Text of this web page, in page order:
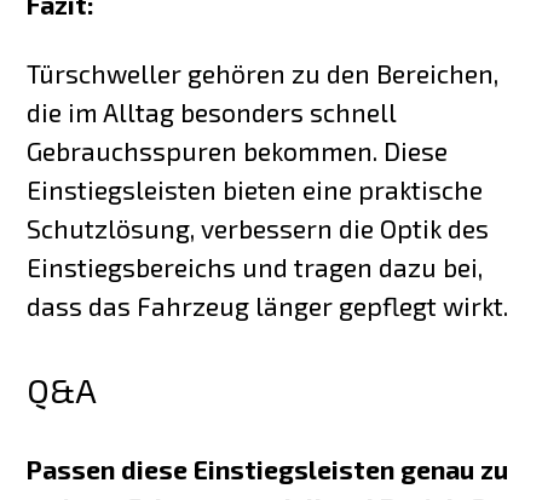
Türschweller gehören zu den Bereichen,
die im Alltag besonders schnell
Gebrauchsspuren bekommen. Diese
Einstiegsleisten bieten eine praktische
Schutzlösung, verbessern die Optik des
Einstiegsbereichs und tragen dazu bei,
dass das Fahrzeug länger gepflegt wirkt.
Q&A
Passen diese Einstiegsleisten genau zu